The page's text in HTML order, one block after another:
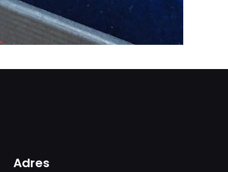
Adres